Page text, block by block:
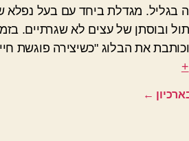
בגליל. מגדלת ביחד עם בעל נפלא
ובוסתן של עצים לא שגרתיים.
את הבלוג "כשיצירה פוגשת
←